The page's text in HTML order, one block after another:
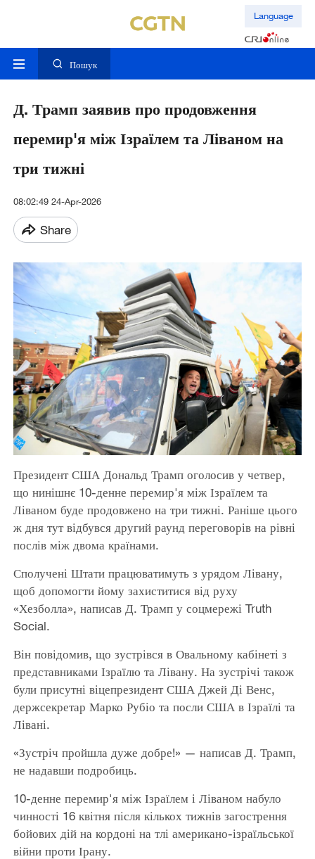
Language
Пошук
Д. Трамп заявив про продовження
перемир'я між Ізраїлем та Ліваном на
три тижні
08:02:49 24-Apr-2026
Share
Президент США Дональд Трамп оголосив у четвер,
що нинішнє 10-денне перемир'я між Ізраїлем та
Ліваном буде продовжено на три тижні. Раніше цього
ж дня тут відбувся другий раунд переговорів на рівні
послів між двома країнами.
Сполучені Штати працюватимуть з урядом Лівану,
щоб допомогти йому захиститися від руху
«Хезболла», написав Д. Трамп у соцмережі Truth
Social.
Він повідомив, що зустрівся в Овальному кабінеті з
представниками Ізраїлю та Лівану. На зустрічі також
були присутні віцепрезидент США Джей Ді Венс,
держсекретар Марко Рубіо та посли США в Ізраїлі та
Лівані.
«Зустріч пройшла дуже добре!» — написав Д. Трамп,
не надавши подробиць.
10-денне перемир'я між Ізраїлем і Ліваном набуло
чинності 16 квітня після кількох тижнів загострення
бойових дій на кордоні на тлі американо-ізраїльської
війни проти Ірану.